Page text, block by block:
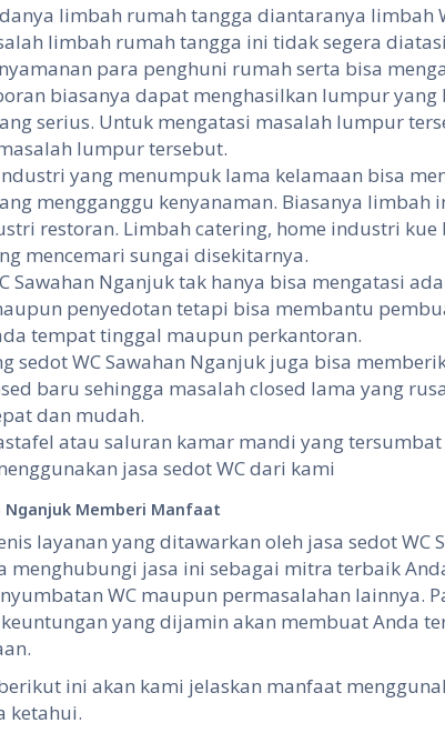
limbah rumah tangga diantaranya limbah
limbah rumah tangga ini tidak segera
para penghuni rumah serta bisa
biasanya dapat menghasilkan lumpur yang
serius. Untuk mengatasi masalah lumpur
lumpur tersebut.
yang menumpuk lama kelamaan bisa
mengganggu kenyanaman. Biasanya limbah
restoran. Limbah catering, home industri
mencemari sungai disekitarnya.
Sawahan Nganjuk tak hanya bisa mengatasi
penyedotan tetapi bisa membantu
tempat tinggal maupun perkantoran.
sedot WC Sawahan Nganjuk juga bisa
baru sehingga masalah closed lama yang
dan mudah.
atau saluran kamar mandi yang
jasa sedot WC dari kami
Nganjuk Memberi Manfaat
layanan yang ditawarkan oleh jasa sedot WC
menghubungi jasa ini sebagai mitra terbaik
WC maupun permasalahan lainnya.
yang dijamin akan membuat Anda
ini akan kami jelaskan manfaat
ketahui.